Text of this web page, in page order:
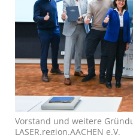
Vorstand und weitere
LASER.region.AACHEN e.V.